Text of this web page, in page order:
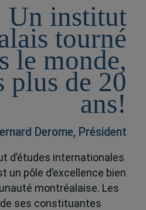
Un institut
tourné
le monde,
plus de 20
ans!
Derome, Président
d’études internationales
un pôle d’excellence bien
montréalaise. Les
ses constituantes